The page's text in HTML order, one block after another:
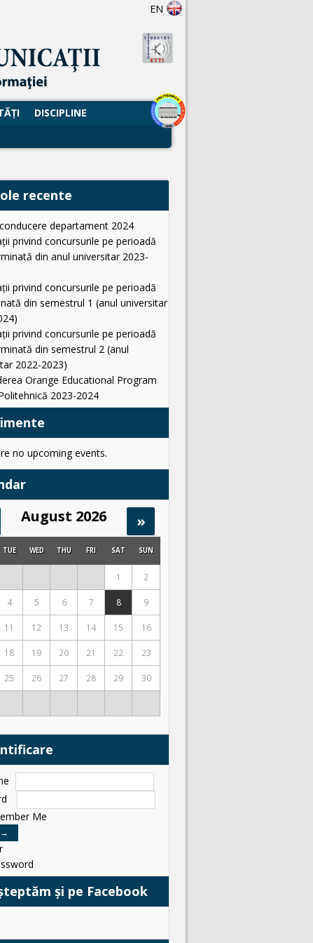
EN
DISCIPLINE
recente
departament 2024
privind concursurile pe perioadă
din anul universitar 2023-
privind concursurile pe perioadă
din semestrul 1 (anul universitar
privind concursurile pe perioadă
din semestrul 2 (anul
2022-2023)
Orange Educational Program
2023-2024
no upcoming events.
August 2026 »
TUE WED THU FRI SAT SUN
1 2
4 5 6 7 8 9
11 12 13 14 15 16
18 19 20 21 22 23
25 26 27 28 29 30
Me
și pe Facebook